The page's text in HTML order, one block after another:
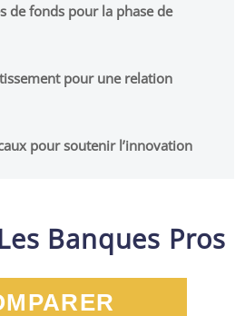
de fonds pour la phase de
pour une relation
pour soutenir l’innovation
Banques Pros